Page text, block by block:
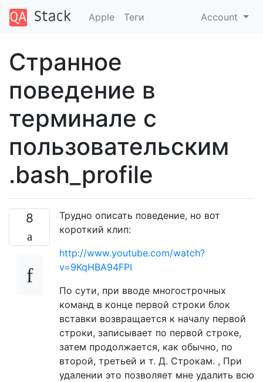
Apple Теги Account
Странное
поведение в
терминале с
пользовательским
.bash_profile
8
Трудно описать поведение, но вот
короткий клип:
http://www.youtube.com/watch?
v=9KqHBA94FPI
По сути, при вводе многострочных
команд в конце первой строки блок
вставки возвращается к началу первой
строки, записывает по первой строке,
затем продолжается, как обычно, по
второй, третьей и т. Д. Строкам. , При
удалении это позволяет мне удалить всю